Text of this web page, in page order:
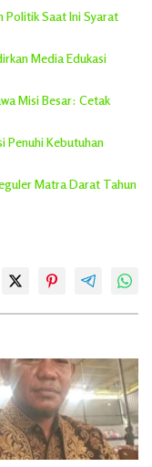
Politik Saat Ini Syarat
Media Edukasi
Misi Besar: Cetak
Penuhi Kebutuhan
Matra Darat Tahun